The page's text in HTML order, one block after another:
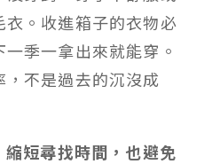
。收進箱子的衣物必
季一拿出來就能穿。
不是過去的沉沒成
短尋找時間，也避免